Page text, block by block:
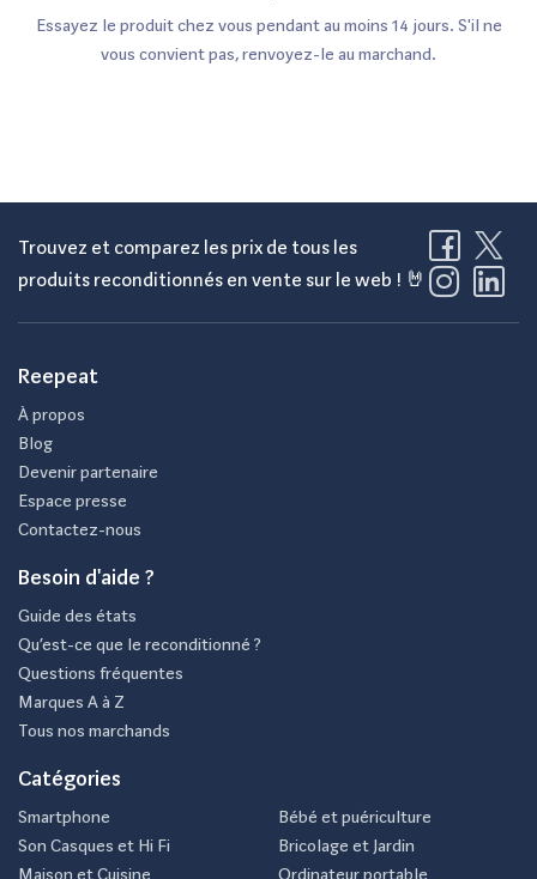
Essayez le produit chez vous pendant au moins 14 jours. S'il ne
vous convient pas, renvoyez-le au marchand.
Trouvez et comparez les prix de tous les
produits reconditionnés en vente sur le web ! 🤘
Reepeat
À propos
Blog
Devenir partenaire
Espace presse
Contactez-nous
Besoin d'aide ?
Guide des états
Qu’est-ce que le reconditionné ?
Questions fréquentes
Marques A à Z
Tous nos marchands
Catégories
Smartphone
Son Casques et Hi Fi
Maison et Cuisine
Bébé et puériculture
Bricolage et Jardin
Ordinateur portable